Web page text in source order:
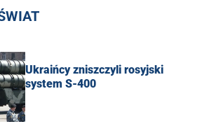
Ukraińcy zniszczyli rosyjski
system S-400